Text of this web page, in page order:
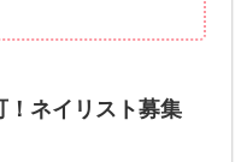
！ネイリスト募集